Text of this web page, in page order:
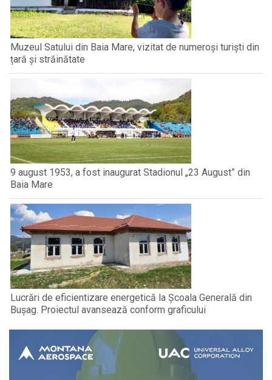
Muzeul Satului din Baia Mare, vizitat de numeroși turiști din
țară și străinătate
9 august 1953, a fost inaugurat Stadionul „23 August” din
Baia Mare
Lucrări de eficientizare energetică la Școala Generală din
Bușag. Proiectul avansează conform graficului